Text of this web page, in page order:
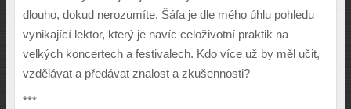
dlouho, dokud nerozumíte. Šáfa je dle mého úhlu pohledu
vynikající lektor, který je navíc celoživotní praktik na
velkých koncertech a festivalech. Kdo více už by měl učit,
vzdělávat a předávat znalost a zkušennosti?
***